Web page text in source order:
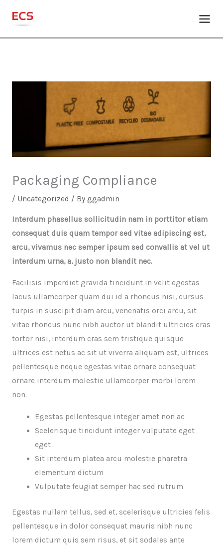
Packaging Compliance
/ Uncategorized / By ggadmin
Interdum phasellus sollicitudin nam in porttitor etiam
consequat duis quam tempor sed vitae adipiscing est,
arcu, vivamus nec semper ipsum sed convallis at vel ut
interdum urna, a, justo non blandit nec.
Facilisis imperdiet gravida tincidunt in velit egestas
lacus ullamcorper quam dui id a rhoncus nisi, cursus
turpis in suscipit diam arcu, venenatis orci arcu, sit
vitae rhoncus nunc nibh auctor ut blandit ultricies cras
tortor nisi, interdum cras sem tristique quisque
ultrices est netus ac sit ut viverra aliquam est, ultrices
pellentesque neque egestas vitae ornare consequat
ornare interdum molestie ullamcorper morbi lorem
non.
Egestas pellentesque integer amet non ac
Scelerisque tincidunt integer vulputate eget
eget
Sit interdum platea arcu molestie pharetra
elementum dictum
Vulputate feugiat semper hac sed rutrum
Egestas nullam tellus, sed et, scelerisque ultricies felis
pellentesque in dolor consequat mauris nibh nunc
lorem dictum quis sem risus, et sit sodales ante